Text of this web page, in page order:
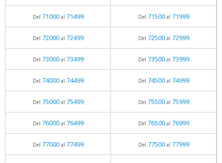
Del 71000al 71499 Del 71500al 71999
Del 72000al 72499 Del 72500al 72999
Del 73000al 73499 Del 73500al 73999
Del 74000al 74499 Del 74500al 74999
Del 75000al 75499 Del 75500al 75999
Del 76000al 76499 Del 76500al 76999
Del 77000al 77499 Del 77500al 77999